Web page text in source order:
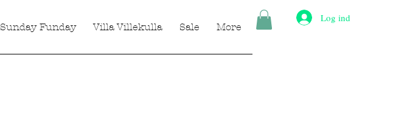
Sunday Funday Villa Villekulla Sale More
Log ind